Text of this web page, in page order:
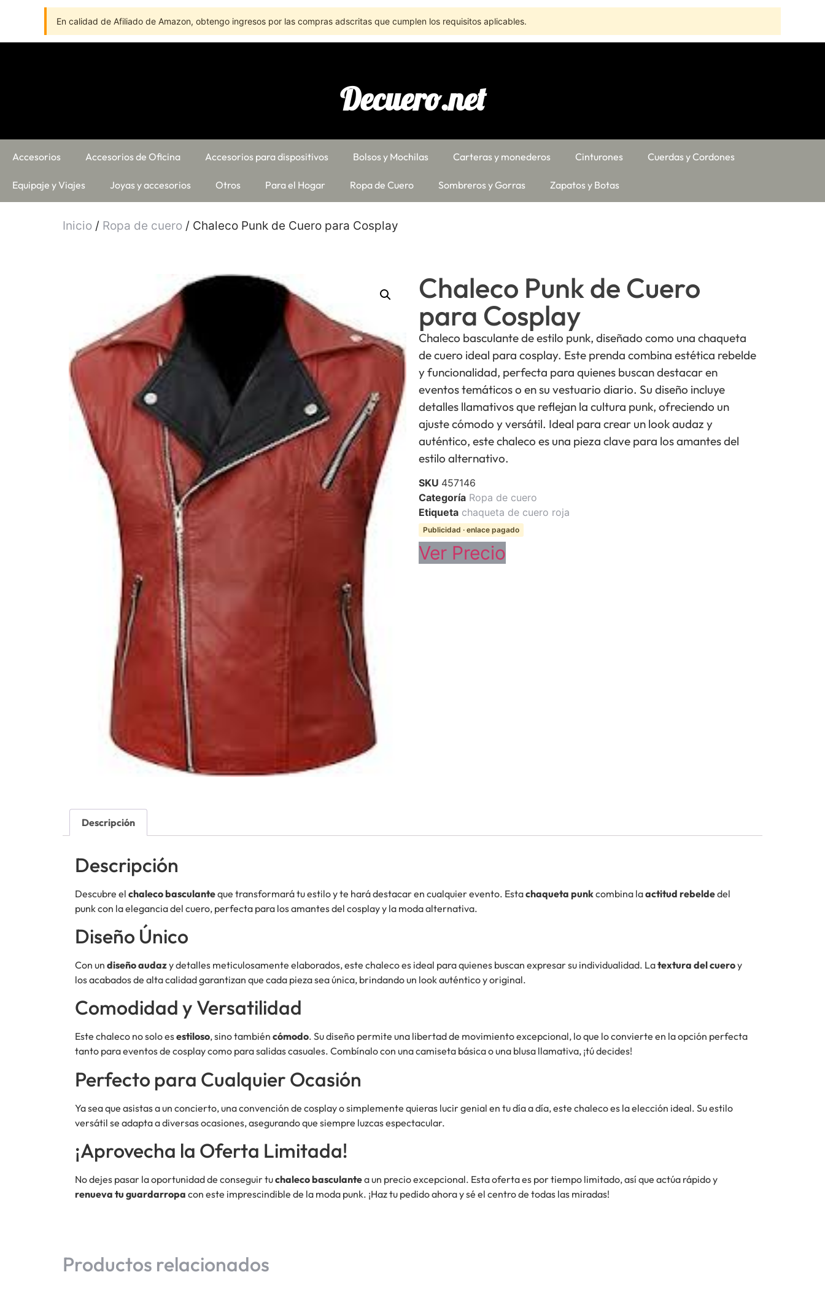
En calidad de Afiliado de Amazon, obtengo ingresos por las compras adscritas que cumplen los requisitos aplicables.
Decuero.net
Accesorios Accesorios de Oficina Accesorios para dispositivos Bolsos y Mochilas Carteras y monederos Cinturones Cuerdas y Cordones
Equipaje y Viajes Joyas y accesorios Otros Para el Hogar Ropa de Cuero Sombreros y Gorras Zapatos y Botas
Inicio / Ropa de cuero / Chaleco Punk de Cuero para Cosplay
Chaleco Punk de Cuero
para Cosplay
Chaleco basculante de estilo punk, diseñado como una chaqueta
de cuero ideal para cosplay. Este prenda combina estética rebelde
y funcionalidad, perfecta para quienes buscan destacar en
eventos temáticos o en su vestuario diario. Su diseño incluye
detalles llamativos que reflejan la cultura punk, ofreciendo un
ajuste cómodo y versátil. Ideal para crear un look audaz y
auténtico, este chaleco es una pieza clave para los amantes del
estilo alternativo.
SKU 457146
Categoría Ropa de cuero
Etiqueta chaqueta de cuero roja
Publicidad · enlace pagado
Ver Precio
Descripción
Descripción
Descubre el chaleco basculanteque transformará tu estilo y te hará destacar en cualquier evento. Estachaqueta punkcombina laactitud rebeldedel
punk con la elegancia del cuero, perfecta para los amantes del cosplay y la moda alternativa.
Diseño Único
Con un diseño audazy detalles meticulosamente elaborados, este chaleco es ideal para quienes buscan expresar su individualidad. Latextura del cueroy
los acabados de alta calidad garantizan que cada pieza sea única, brindando un look auténtico y original.
Comodidad y Versatilidad
Este chaleco no solo esestiloso, sino también cómodo. Su diseño permite una libertad de movimiento excepcional, lo que lo convierte en la opción perfecta
tanto para eventos de cosplay como para salidas casuales. Combínalo con una camiseta básica o una blusa llamativa, ¡tú decides!
Perfecto para Cualquier Ocasión
Ya sea que asistas a un concierto, una convención de cosplay o simplemente quieras lucir genial en tu día a día, este chaleco es la elección ideal. Su estilo
versátil se adapta a diversas ocasiones, asegurando que siempre luzcas espectacular.
¡Aprovecha la Oferta Limitada!
No dejes pasar la oportunidad de conseguir tuchaleco basculantea un precio excepcional. Esta oferta es por tiempo limitado, así que actúa rápido y
renueva tu guardarropa con este imprescindible de la moda punk. ¡Haz tu pedido ahora y sé el centro de todas las miradas!
Productos relacionados